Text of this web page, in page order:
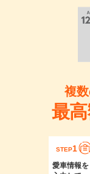
複
最
STEP1
愛車情報を